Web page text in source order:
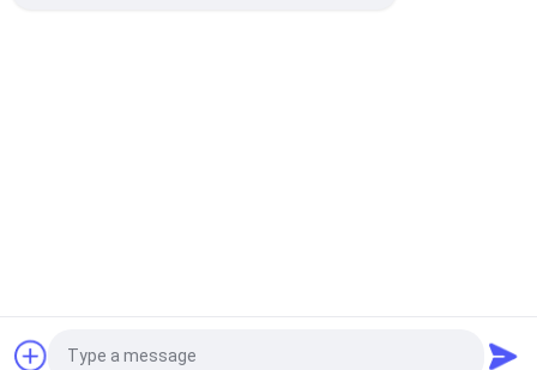
Chine.Copyright © 2025 Huana Biomedical